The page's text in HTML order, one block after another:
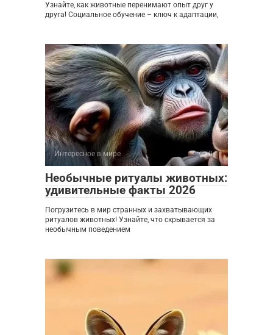
Узнайте, как животные перенимают опыт друг у
друга! Социальное обучение – ключ к адаптации,
Интересное в мире 0
Необычные ритуалы животных:
удивительные факты 2026
Погрузитесь в мир странных и захватывающих
ритуалов животных! Узнайте, что скрывается за
необычным поведением